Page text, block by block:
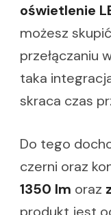
oświetlenie
możesz
przełączaniu
taka
skraca czas
Do tego
czerni oraz
1350 lm oraz
produkt jest